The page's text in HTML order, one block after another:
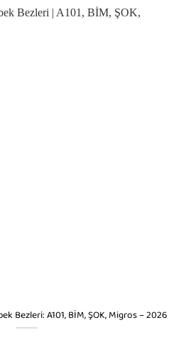
Bezleri: A101, BİM, ŞOK, Migros – 2026